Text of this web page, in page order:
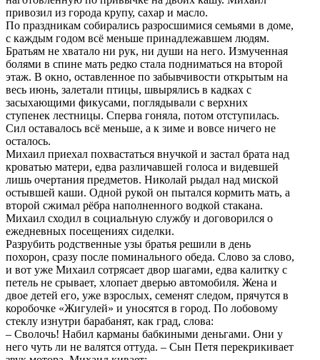
привозил из города крупу, сахар и масло.
По праздникам собирались разросшимися семьями в доме,
с каждым годом всё меньше принадлежавшем людям.
Братьям не хватало ни рук, ни души на него. Измученная
болями в спине мать редко стала подниматься на второй
этаж. В окно, оставленное по забывчивости открытым на
весь июнь, залетали птицы, швырялись в кадках с
засыхающими фикусами, поглядывали с верхних
ступенек лестницы. Сперва гоняла, потом отступилась.
Сил оставалось всё меньше, а к зиме и вовсе ничего не
осталось.
Михаил приехал похвастаться внучкой и застал брата над
кроватью матери, едва различавшей голоса и видевшей
лишь очертания предметов. Николай рыдал над миской
остывшей каши. Одной рукой он пытался кормить мать, а
второй сжимал рёбра наполненного водкой стакана.
Михаил сходил в социальную службу и договорился о
ежедневных посещениях сиделки.
Разрубить родственные узы братья решили в день
похорон, сразу после поминального обеда. Слово за слово,
и вот уже Михаил сотрясает двор шагами, едва калитку с
петель не срывает, хлопает дверью автомобиля. Жена и
двое детей его, уже взрослых, семенят следом, прячутся в
коробочке «Жигулей» и уносятся в город. По лобовому
стеклу изнутри барабанят, как град, слова:
– Сволочь! Набил карманы бабкиными деньгами. Они у
него чуть ли не валятся оттуда. – Сын Петя перекрикивает